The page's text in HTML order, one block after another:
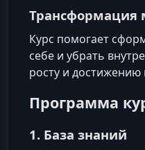
Курс помогает
себе и убрать
росту и достижению
Программа
1. База знаний